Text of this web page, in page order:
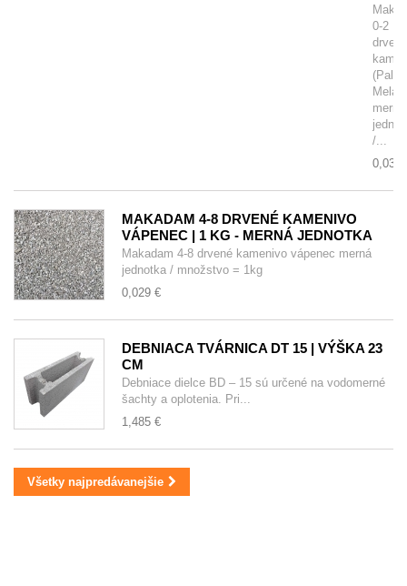
0-2
drvené
merná
/...
0,031
MAKADAM 4-8 DRVENÉ KAMENIVO
VÁPENEC | 1 KG - MERNÁ JEDNOTKA
Makadam 4-8 drvené kamenivo vápenec merná
jednotka / množstvo = 1kg
0,029 €
DEBNIACA TVÁRNICA DT 15 | VÝŠKA 23
CM
Debniace dielce BD – 15 sú určené na vodomerné
šachty a oplotenia. Pri...
1,485 €
Všetky najpredávanejšie